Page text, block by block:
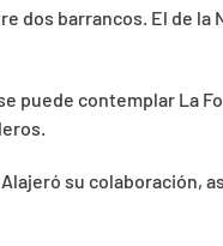
dos barrancos. El de
puede contemplar La
su colaboración,